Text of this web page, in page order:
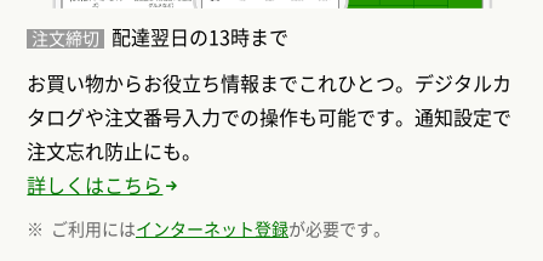
注文締切 配達翌日の13時まで
お買い物からお役立ち情報までこれひとつ。デジタルカ
タログや注文番号入力での操作も可能です。通知設定で
注文忘れ防止にも。
詳しくはこちら
ご利用にはインターネット登録が必要です。